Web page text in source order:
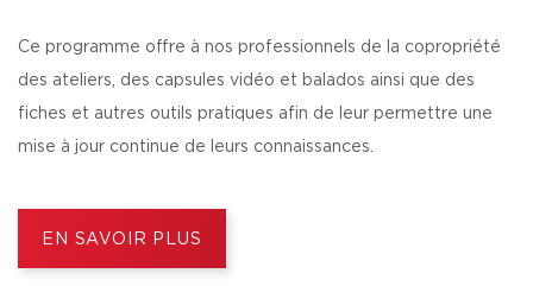
Ce programme offre à nos professionnels de la copropriété
des ateliers, des capsules vidéo et balados ainsi que des
fiches et autres outils pratiques afin de leur permettre une
mise à jour continue de leurs connaissances.
EN SAVOIR PLUS